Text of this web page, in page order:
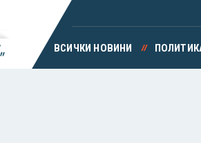
ВСИЧКИ НОВИНИ